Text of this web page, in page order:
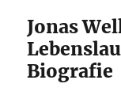
Jonas
Biografie